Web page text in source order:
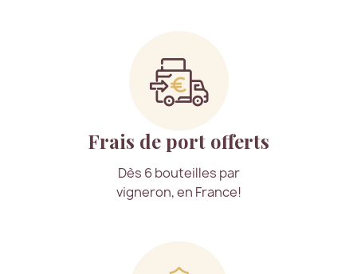
Frais de port offerts
Dès 6 bouteilles par
vigneron, en France!